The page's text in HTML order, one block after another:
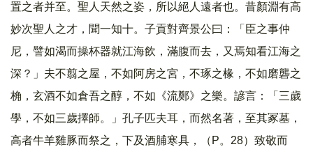
置之者并至。聖人天然之姿，所以絕人遠者也。昔顏淵有高
妙次聖人之才，聞一知十。子貢對齊景公曰：「臣之事仲
尼，譬如渴而操杯器就江海飲，滿腹而去，又焉知看江海之
深？」夫不翦之屋，不如阿房之宮，不琢之椽，不如磨礱之
桷，玄酒不如倉吾之醇，不如《流鄭》之樂。諺言：「三歲
學，不如三歲擇師。」孔子匹夫耳，而然名著，至其冢墓，
高者牛羊雞豚而祭之，下及酒脯寒具，（P。28）致敬而